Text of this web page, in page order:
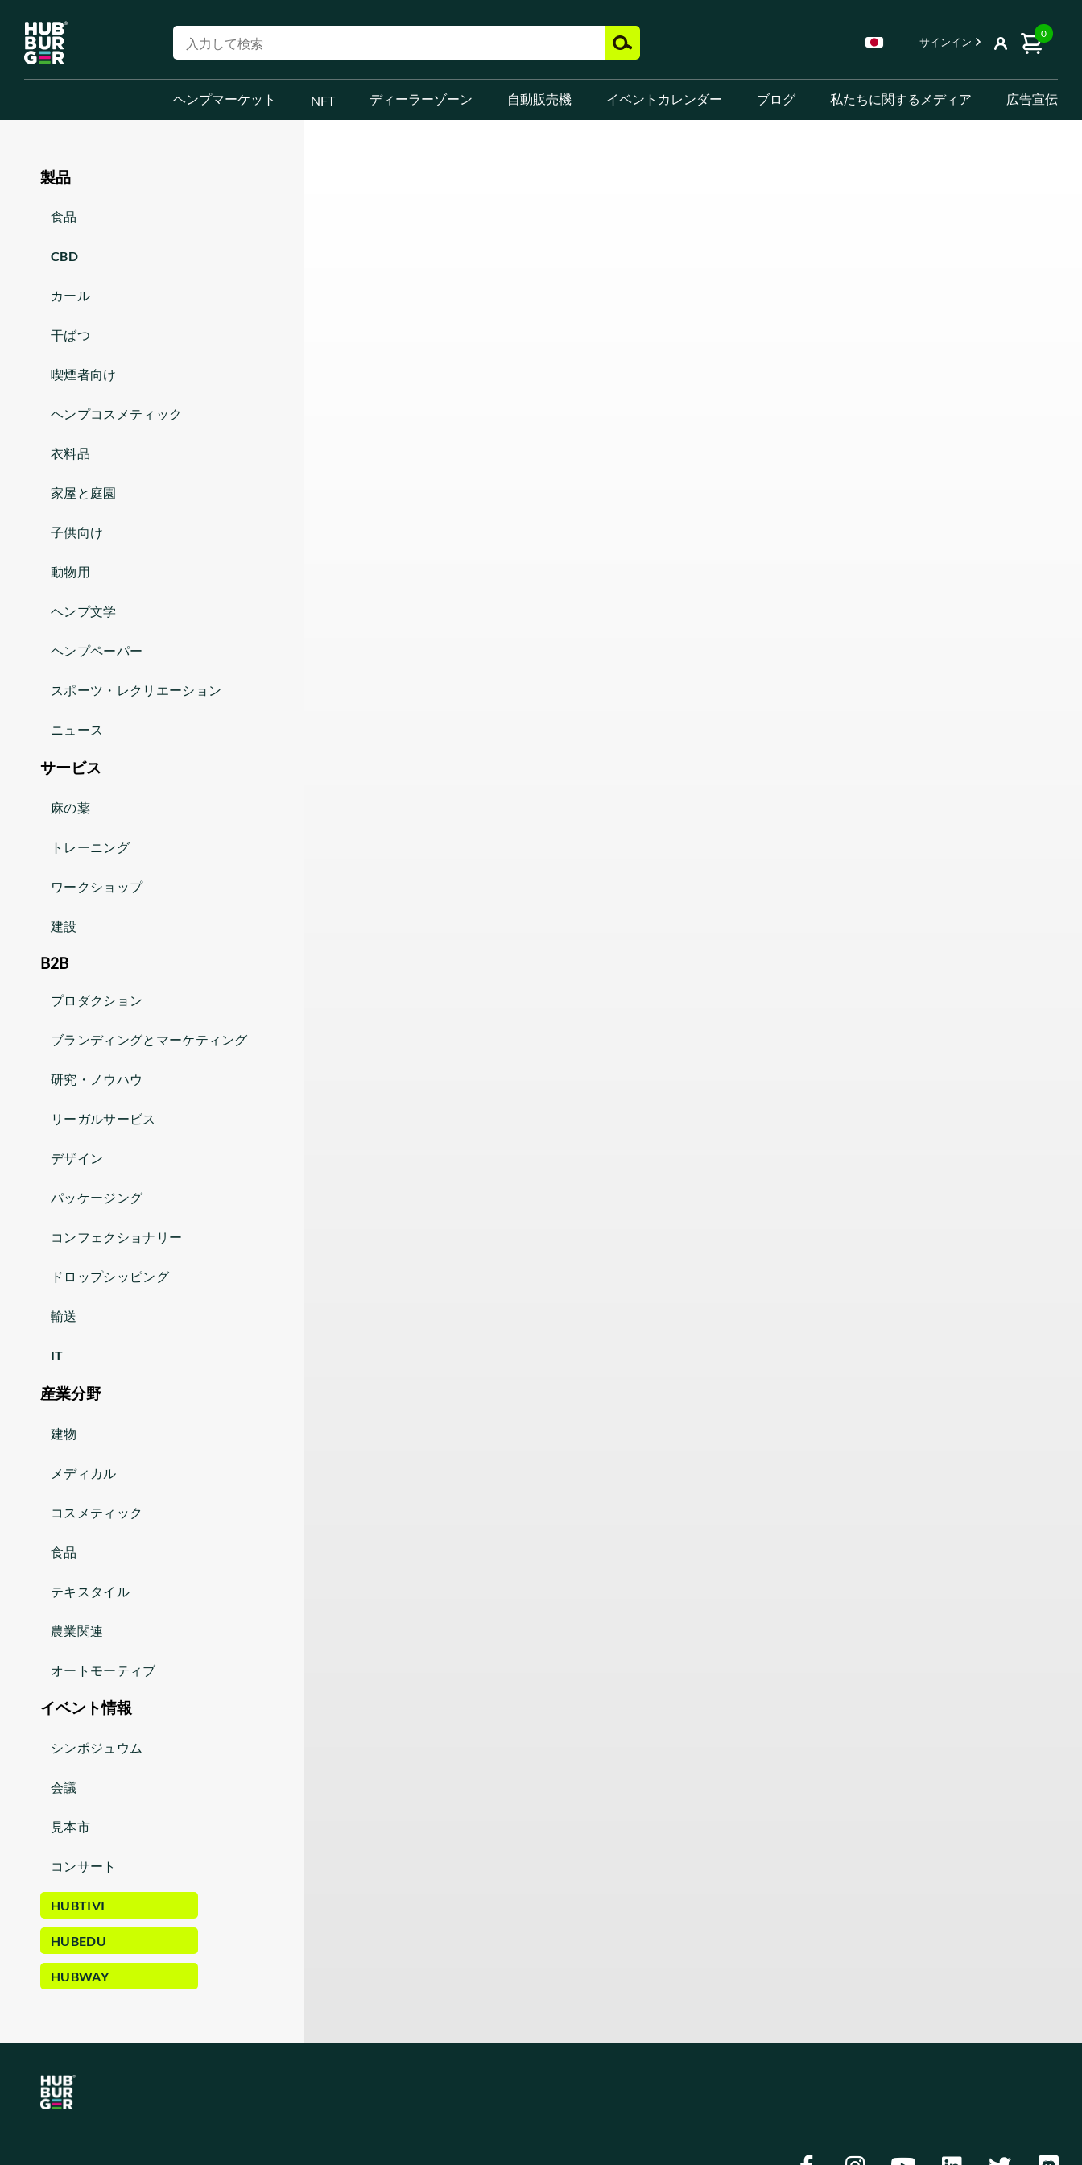
サインイン
0
ヘンプマーケット NFT ディーラーゾーン 自動販売機 イベントカレンダー ブログ 私たちに関するメディア 広告宣伝
製品
食品
CBD
カール
干ばつ
喫煙者向け
ヘンプコスメティック
衣料品
家屋と庭園
子供向け
動物用
ヘンプ文学
ヘンプペーパー
スポーツ・レクリエーション
ニュース
サービス
麻の薬
トレーニング
ワークショップ
建設
B2B
プロダクション
ブランディングとマーケティング
研究・ノウハウ
リーガルサービス
デザイン
パッケージング
コンフェクショナリー
ドロップシッピング
輸送
IT
産業分野
建物
メディカル
コスメティック
食品
テキスタイル
農業関連
オートモーティブ
イベント情報
シンポジュウム
会議
見本市
コンサート
HUBTIVI
HUBEDU
HUBWAY